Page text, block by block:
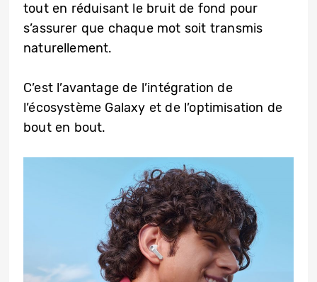
tout en réduisant le bruit de fond pour
s’assurer que chaque mot soit transmis
naturellement.
C’est l’avantage de l’intégration de
l’écosystème Galaxy et de l’optimisation de
bout en bout.